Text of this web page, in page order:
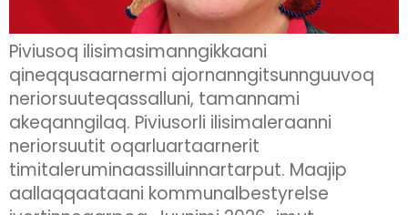
Piviusoq ilisimasimanngikkaani
qineqqusaarnermi ajornanngitsunnguuvoq
neriorsuuteqassalluni, tamannami
akeqanngilaq. Piviusorli ilisimaleraanni
neriorsuutit oqarluartaarnerit
timitaleruminaassilluinnartarput. Maajip
aallaqqaataani kommunalbestyrelse